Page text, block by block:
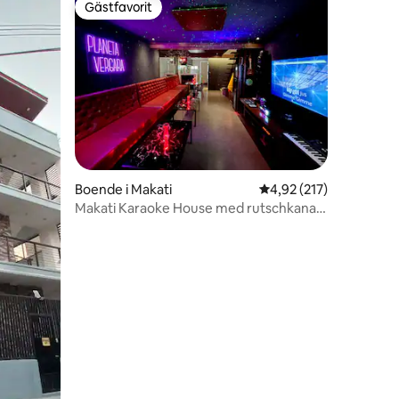
Gästfavorit
Gästfavorit
Boende i Makati 4,92 av 5 i
4,92 (217)
Makati Karaoke House med rutschkana